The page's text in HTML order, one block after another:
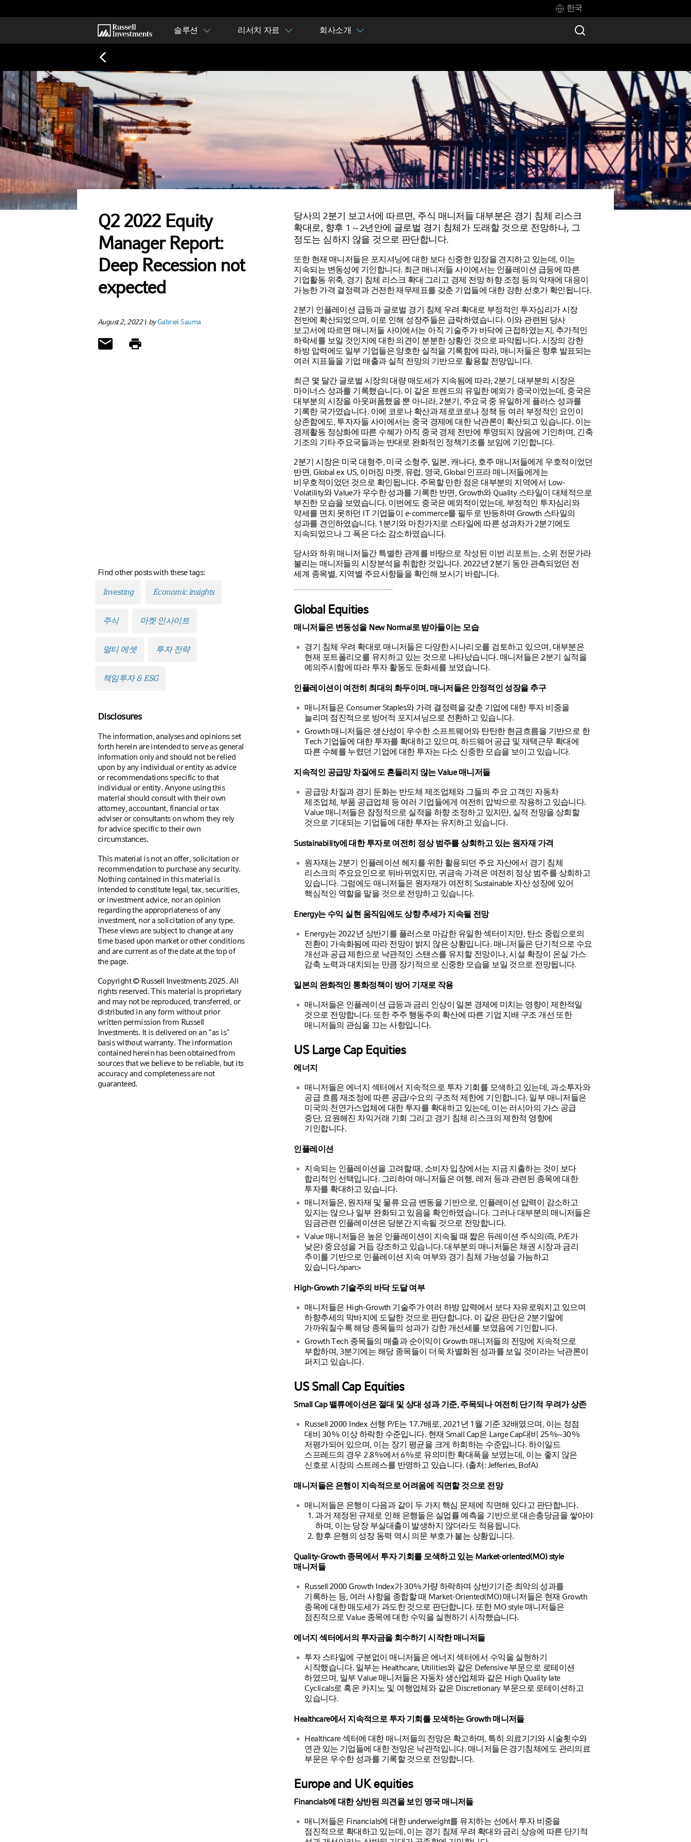
한국
솔루션 리서치 자료 회사소개
Q2 2022 Equity
Manager Report:
Deep Recession not
expected
August 2, 2022| byGabriel Sauma
Find other posts with these tags:
Investing
Economic insights
주식 마켓 인사이트
멀티 에셋 투자 전략
책임투자 & ESG
Disclosures
The information, analyses and opinions set
forth herein are intended to serve as general
information only and should not be relied
upon by any individual or entity as advice
or recommendations specific to that
individual or entity. Anyone using this
material should consult with their own
attorney, accountant, financial or tax
adviser or consultants on whom they rely
for advice specific to their own
circumstances.
This material is not an offer, solicitation or
recommendation to purchase any security.
Nothing contained in this material is
intended to constitute legal, tax, securities,
or investment advice, nor an opinion
regarding the appropriateness of any
investment, nor a solicitation of any type.
These views are subject to change at any
time based upon market or other conditions
and are current as of the date at the top of
the page.
Copyright © Russell Investments 2025. All
rights reserved. This material is proprietary
and may not be reproduced, transferred, or
distributed in any form without prior
written permission from Russell
Investments. It is delivered on an "as is"
basis without warranty. The information
contained herein has been obtained from
sources that we believe to be reliable, but its
accuracy and completeness are not
guaranteed.
당사의 2분기 보고서에 따르면, 주식 매니저들 대부분은 경기 침체 리스크
확대로, 향후 1 ~ 2년안에 글로벌 경기 침체가 도래할 것으로 전망하나, 그
정도는 심하지 않을 것으로 판단합니다.
또한 현재 매니저들은 포지셔닝에 대한 보다 신중한 입장을 견지하고 있는데, 이는
지속되는 변동성에 기인합니다. 최근 매니저들 사이에서는 인플레이션 급등에 따른
기업활동 위축, 경기 침체 리스크 확대 그리고 경제 전망 하향 조정 등의 악재에 대응이
가능한 가격 결정력과 건전한 재무제표를 갖춘 기업들에 대한 강한 선호가 확인됩니다.
2분기 인플레이션 급등과 글로벌 경기 침체 우려 확대로 부정적인 투자심리가 시장
전반에 확산되었으며, 이로 인해 성장주들은 급락하였습니다. 이와 관련된 당사
보고서에 따르면 매니저들 사이에서는 아직 기술주가 바닥에 근접하였는지, 추가적인
하락세를 보일 것인지에 대한 의견이 분분한 상황인 것으로 파악됩니다. 시장의 강한
하방 압력에도 일부 기업들은 양호한 실적을 기록함에 따라, 매니저들은 향후 발표되는
여러 지표들을 기업 매출과 실적 전망의 기반으로 활용할 전망입니다.
최근 몇 달간 글로벌 시장의 대량 매도세가 지속됨에 따라, 2분기, 대부분의 시장은
마이너스 성과를 기록했습니다. 이 같은 트렌드의 유일한 예외가 중국이었는데, 중국은
대부분의 시장을 아웃퍼폼했을 뿐 아니라, 2분기, 주요국 중 유일하게 플러스 성과를
기록한 국가였습니다. 이에 코로나 확산과 제로코로나 정책 등 여러 부정적인 요인이
상존함에도, 투자자들 사이에서는 중국 경제에 대한 낙관론이 확산되고 있습니다. 이는
경제활동 정상화에 따른 수혜가 아직 중국 경제 전반에 투영되지 않음에 기인하며, 긴축
기조의 기타 주요국들과는 반대로 완화적인 정책기조를 보임에 기인합니다.
2분기 시장은 미국 대형주, 미국 소형주, 일본, 캐나다, 호주 매니저들에게 우호적이었던
반면, Global ex US, 이머징 마켓, 유럽, 영국, Global 인프라 매니저들에게는
비우호적이었던 것으로 확인됩니다. 주목할 만한 점은 대부분의 지역에서 Low-
Volatility와 Value가 우수한 성과를 기록한 반면, Growth와 Quality 스타일이 대체적으로
부진한 모습을 보였습니다. 이번에도 중국은 예외적이었는데, 부정적인 투자심리와
약세를 면치 못하던 IT 기업들이 e-commerce를 필두로 반등하며 Growth 스타일의
성과를 견인하였습니다. 1분기와 마찬가지로 스타일에 따른 성과차가 2분기에도
지속되었으나 그 폭은 다소 감소하였습니다.
당사와 하위 매니저들간 특별한 관계를 바탕으로 작성된 이번 리포트는, 소위 전문가라
불리는 매니저들의 시장분석을 취합한 것입니다. 2022년 2분기 동안 관측되었던 전
세계 종목별, 지역별 주요사항들을 확인해 보시기 바랍니다.
Global Equities
매니저들은 변동성을 New Normal로 받아들이는 모습
경기 침체 우려 확대로 매니저들은 다양한 시나리오를 검토하고 있으며, 대부분은
현재 포트폴리오를 유지하고 있는 것으로 나타났습니다. 매니저들은 2분기 실적을
예의주시함에 따라 투자 활동도 둔화세를 보였습니다.
인플레이션이 여전히 최대의 화두이며, 매니저들은 안정적인 성장을 추구
매니저들은 Consumer Staples와 가격 결정력을 갖춘 기업에 대한 투자 비중을
늘리며 점진적으로 방어적 포지셔닝으로 전환하고 있습니다.
Growth 매니저들은 생산성이 우수한 소프트웨어와 탄탄한 현금흐름을 기반으로 한
Tech 기업들에 대한 투자를 확대하고 있으며, 하드웨어 공급 및 재택근무 확대에
따른 수혜를 누렸던 기업에 대한 투자는 다소 신중한 모습을 보이고 있습니다.
지속적인 공급망 차질에도 흔들리지 않는 Value 매니저들
공급망 차질과 경기 둔화는 반도체 제조업체와 그들의 주요 고객인 자동차
제조업체, 부품 공급업체 등 여러 기업들에게 여전히 압박으로 작용하고 있습니다.
Value 매니저들은 잠정적으로 실적을 하향 조정하고 있지만, 실적 전망을 상회할
것으로 기대되는 기업들에 대한 투자는 유지하고 있습니다.
Sustainability에 대한 투자로 여전히 정상 범주를 상회하고 있는 원자재 가격
원자재는 2분기 인플레이션 헤지를 위한 활용되던 주요 자산에서 경기 침체
리스크의 주요요인으로 뒤바뀌었지만, 귀금속 가격은 여전히 정상 범주를 상회하고
있습니다. 그럼에도 매니저들은 원자재가 여전히 Sustainable 자산 성장에 있어
핵심적인 역할을 맡을 것으로 전망하고 있습니다.
Energy는 수익 실현 움직임에도 상향 추세가 지속될 전망
Energy는 2022년 상반기를 플러스로 마감한 유일한 섹터이지만, 탄소 중립으로의
전환이 가속화됨에 따라 전망이 밝지 않은 상황입니다. 매니저들은 단기적으로 수요
개선과 공급 제한으로 낙관적인 스탠스를 유지할 전망이나, 시설 확장이 온실 가스
감축 노력과 대치되는 만큼 장기적으로 신중한 모습을 보일 것으로 전망됩니다.
일본의 완화적인 통화정책이 방어 기재로 작용
매니저들은 인플레이션 급등과 금리 인상이 일본 경제에 미치는 영향이 제한적일
것으로 전망합니다. 또한 주주 행동주의 확산에 따른 기업 지배 구조 개선 또한
매니저들의 관심을 끄는 사항입니다.
US Large Cap Equities
에너지
매니저들은 에너지 섹터에서 지속적으로 투자 기회를 모색하고 있는데, 과소투자와
공급 흐름 재조정에 따른 공급/수요의 구조적 제한에 기인합니다. 일부 매니저들은
미국의 천연가스업체에 대한 투자를 확대하고 있는데, 이는 러시아의 가스 공급
중단, 요원해진 차익거래 기회 그리고 경기 침체 리스크의 제한적 영향에
기인합니다.
인플레이션
지속되는 인플레이션을 고려할 때, 소비자 입장에서는 지금 지출하는 것이 보다
합리적인 선택입니다. 그리하여 매니저들은 여행, 레저 등과 관련된 종목에 대한
투자를 확대하고 있습니다.
매니저들은, 원자재 및 물류 요금 변동을 기반으로, 인플레이션 압력이 감소하고
있지는 않으나 일부 완화되고 있음을 확인하였습니다. 그러나 대부분의 매니저들은
임금관련 인플레이션은 당분간 지속될 것으로 전망합니다.
Value 매니저들은 높은 인플레이션이 지속될 때 짧은 듀레이션 주식의(즉, P/E가
낮은) 중요성을 거듭 강조하고 있습니다. 대부분의 매니저들은 채권 시장과 금리
추이를 기반으로 인플레이션 지속 여부와 경기 침체 가능성을 가늠하고
있습니다./span>
High-Growth 기술주의 바닥 도달 여부
매니저들은 High-Growth 기술주가 여러 하방 압력에서 보다 자유로워지고 있으며
하향추세의 막바지에 도달한 것으로 판단합니다. 이 같은 판단은 2분기말에
가까워질수록 해당 종목들의 성과가 강한 개선세를 보였음에 기인합니다.
Growth Tech 종목들의 매출과 순이익이 Growth 매니저들의 전망에 지속적으로
부합하며, 3분기에는 해당 종목들이 더욱 차별화된 성과를 보일 것이라는 낙관론이
퍼지고 있습니다.
US Small Cap Equities
Small Cap 밸류에이션은 절대 및 상대 성과 기준, 주목되나 여전히 단기적 우려가 상존
Russell 2000 Index 선행 P/E는 17.7배로, 2021년 1월 기준 32배였으며, 이는 정점
대비 30% 이상 하락한 수준입니다. 현재 Small Cap은 Large Cap대비 25%~30%
저평가되어 있으며, 이는 장기 평균을 크게 하회하는 수준입니다. 하이일드
스프레드의 경우 2.8%에서 6%로 유의미한 확대폭을 보였는데, 이는 좋지 않은
신호로 시장의 스트레스를 반영하고 있습니다. (출처: Jefferies, BofA)
매니저들은 은행이 지속적으로 어려움에 직면할 것으로 전망
매니저들은 은행이 다음과 같이 두 가지 핵심 문제에 직면해 있다고 판단합니다.
과거 제정된 규제로 인해 은행들은 실업률 예측을 기반으로 대손충당금을 쌓아야
하며, 이는 당장 부실대출이 발생하지 않더라도 적용됩니다.
향후 은행의 성장 동력 역시 의문 부호가 붙는 상황입니다.
Quality-Growth 종목에서 투자 기회를 모색하고 있는 Market-oriented(MO) style
매니저들
Russell 2000 Growth Index가 30%가량 하락하며 상반기기준 최악의 성과를
기록하는 등, 여러 사항을 종합할 때 Market-Oriented(MO) 매니저들은 현재 Growth
종목에 대한 매도세가 과도한 것으로 판단합니다. 또한 MO style 매니저들은
점진적으로 Value 종목에 대한 수익을 실현하기 시작했습니다.
에너지 섹터에서의 투자금을 회수하기 시작한 매니저들
투자 스타일에 구분없이 매니저들은 에너지 섹터에서 수익을 실현하기
시작했습니다. 일부는 Healthcare, Utilities와 같은 Defensive 부문으로 로테이션
하였으며, 일부 Value 매니저들은 자동차 생산업체와 같은 High Quality late
Cyclicals로 혹은 카지노 및 여행업체와 같은 Discretionary 부문으로 로테이션하고
있습니다.
Healthcare에서 지속적으로 투자 기회를 모색하는 Growth 매니저들
Healthcare 섹터에 대한 매니저들의 전망은 확고하며, 특히 의료기기와 시술횟수와
연관 있는 기업들에 대한 전망은 낙관적입니다. 매니저들은 경기침체에도 관리의료
부문은 우수한 성과를 기록할 것으로 전망합니다.
Europe and UK equities
Financials에 대한 상반된 의견을 보인 영국 매니저들
매니저들은 Financials에 대한 underweight를 유지하는 선에서 투자 비중을
점진적으로 확대하고 있는데, 이는 경기 침체 우려 확대와 금리 상승에 따른 단기적